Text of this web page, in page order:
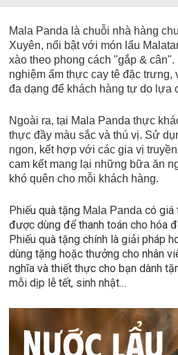
Mala Panda là chuỗi nhà hàng
Xuyên, nổi bật với món lẩu
xào theo phong cách "gắp &
nghiệm ẩm thực cay tê đặc
đa dạng để khách hàng tự do lựa
Ngoài ra, tại Mala Panda thực
thực đầy màu sắc và thú vị. Sử
ngon, kết hợp với các gia vị
cam kết mang lại những bữa ăn
khó quên cho mỗi khách hàng.
Phiếu quà tặng Mala Panda có giá
được dùng để thanh toán cho hóa
Phiếu quà tặng chính là giải pháp
dùng tặng hoặc thưởng cho nhân
nghĩa và thiết thực cho bạn dành
mỗi dịp lễ tết, sinh nhật…